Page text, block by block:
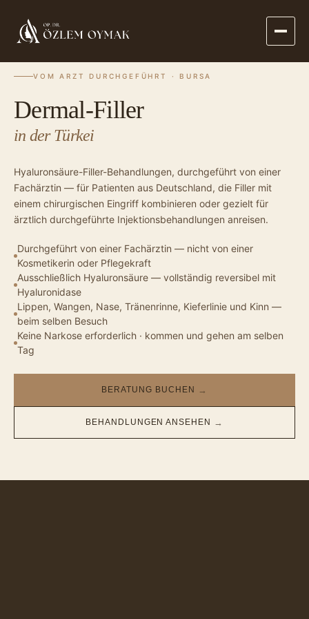
VOM ARZT DURCHGEFÜHRT · BURSA
Dermal-Filler
in der Türkei
Hyaluronsäure-Filler-Behandlungen, durchgeführt von einer
Fachärztin — für Patienten aus Deutschland, die Filler mit
einem chirurgischen Eingriff kombinieren oder gezielt für
ärztlich durchgeführte Injektionsbehandlungen anreisen.
Durchgeführt von einer Fachärztin — nicht von einer
Kosmetikerin oder Pflegekraft
Ausschließlich Hyaluronsäure — vollständig reversibel mit
Hyaluronidase
Lippen, Wangen, Nase, Tränenrinne, Kieferlinie und Kinn —
beim selben Besuch
Keine Narkose erforderlich · kommen und gehen am selben
Tag
BERATUNG BUCHEN →
BEHANDLUNGEN ANSEHEN →